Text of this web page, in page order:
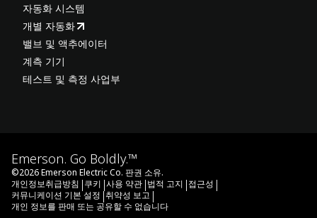
자동화 시스템
개별 자동화
밸브 및 액추에이터
계측 기기
테스트 및 측정 사업부
Emerson. Go Boldly.™
©2026Emerson Electric Co. 판권 소유.
개인정보취급방침 |쿠키 |사용 약관 |법적 고지 |접근성 |
커뮤니케이션 기본 설정 |취약성 보고 |
개인 정보를 판매 또는 공유할 수 없습니다